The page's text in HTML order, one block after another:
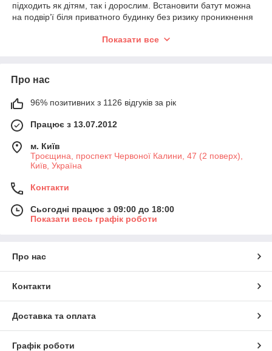
підходить як дітям, так і дорослим. Встановити батут можна
на подвір’ї біля приватного будинку без ризику проникнення
тренує утримання рівноваги.
Стрибати на батуті можна і спортсменам (як одна з
додаткових вправ) – конструкція передбачає все,щоб досвід
був максимально безпечним. Кожен батут в комплекті має
сітку, драбину для більш зручного входу і виходу. Окремо
доступні мати, якщо необхідно замінити старий. Безпека всіх
утримують мат на каркасі.
Показати все
Про нас
96% позитивних з 1126 відгуків за рік
Працює з 13.07.2012
м. Київ
Троєщина, проспект Червоної Калини, 47 (2 поверх),
Київ, Україна
Контакти
Сьогодні працює з 09:00 до 18:00
Показати весь графік роботи
Про нас
Контакти
Доставка та оплата
Графік роботи